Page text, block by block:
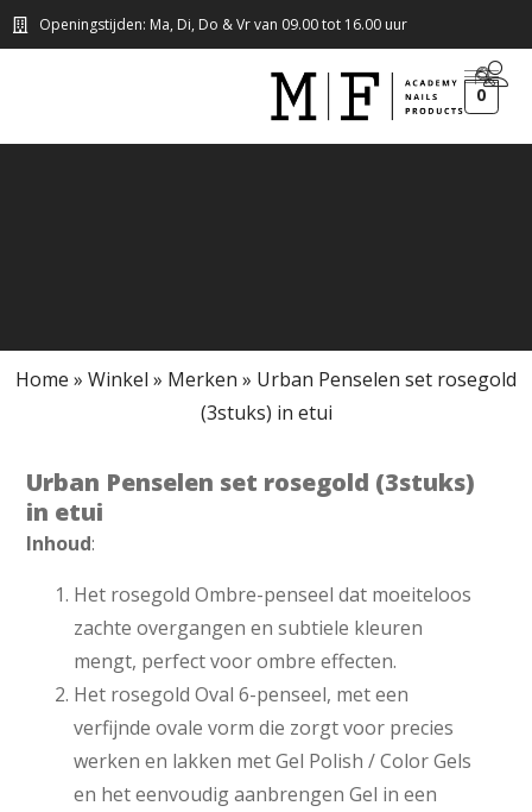
Openingstijden: Ma, Di, Do & Vr van 09.00 tot 16.00 uur
0
Home » Winkel » Merken » Urban Penselen set rosegold
(3stuks) in etui
Urban Penselen set rosegold (3stuks)
in etui
Inhoud:
Het rosegold Ombre-penseel dat moeiteloos
zachte overgangen en subtiele kleuren
mengt, perfect voor ombre effecten.
Het rosegold Oval 6-penseel, met een
verfijnde ovale vorm die zorgt voor precies
werken en lakken met Gel Polish / Color Gels
en het eenvoudig aanbrengen Gel in een